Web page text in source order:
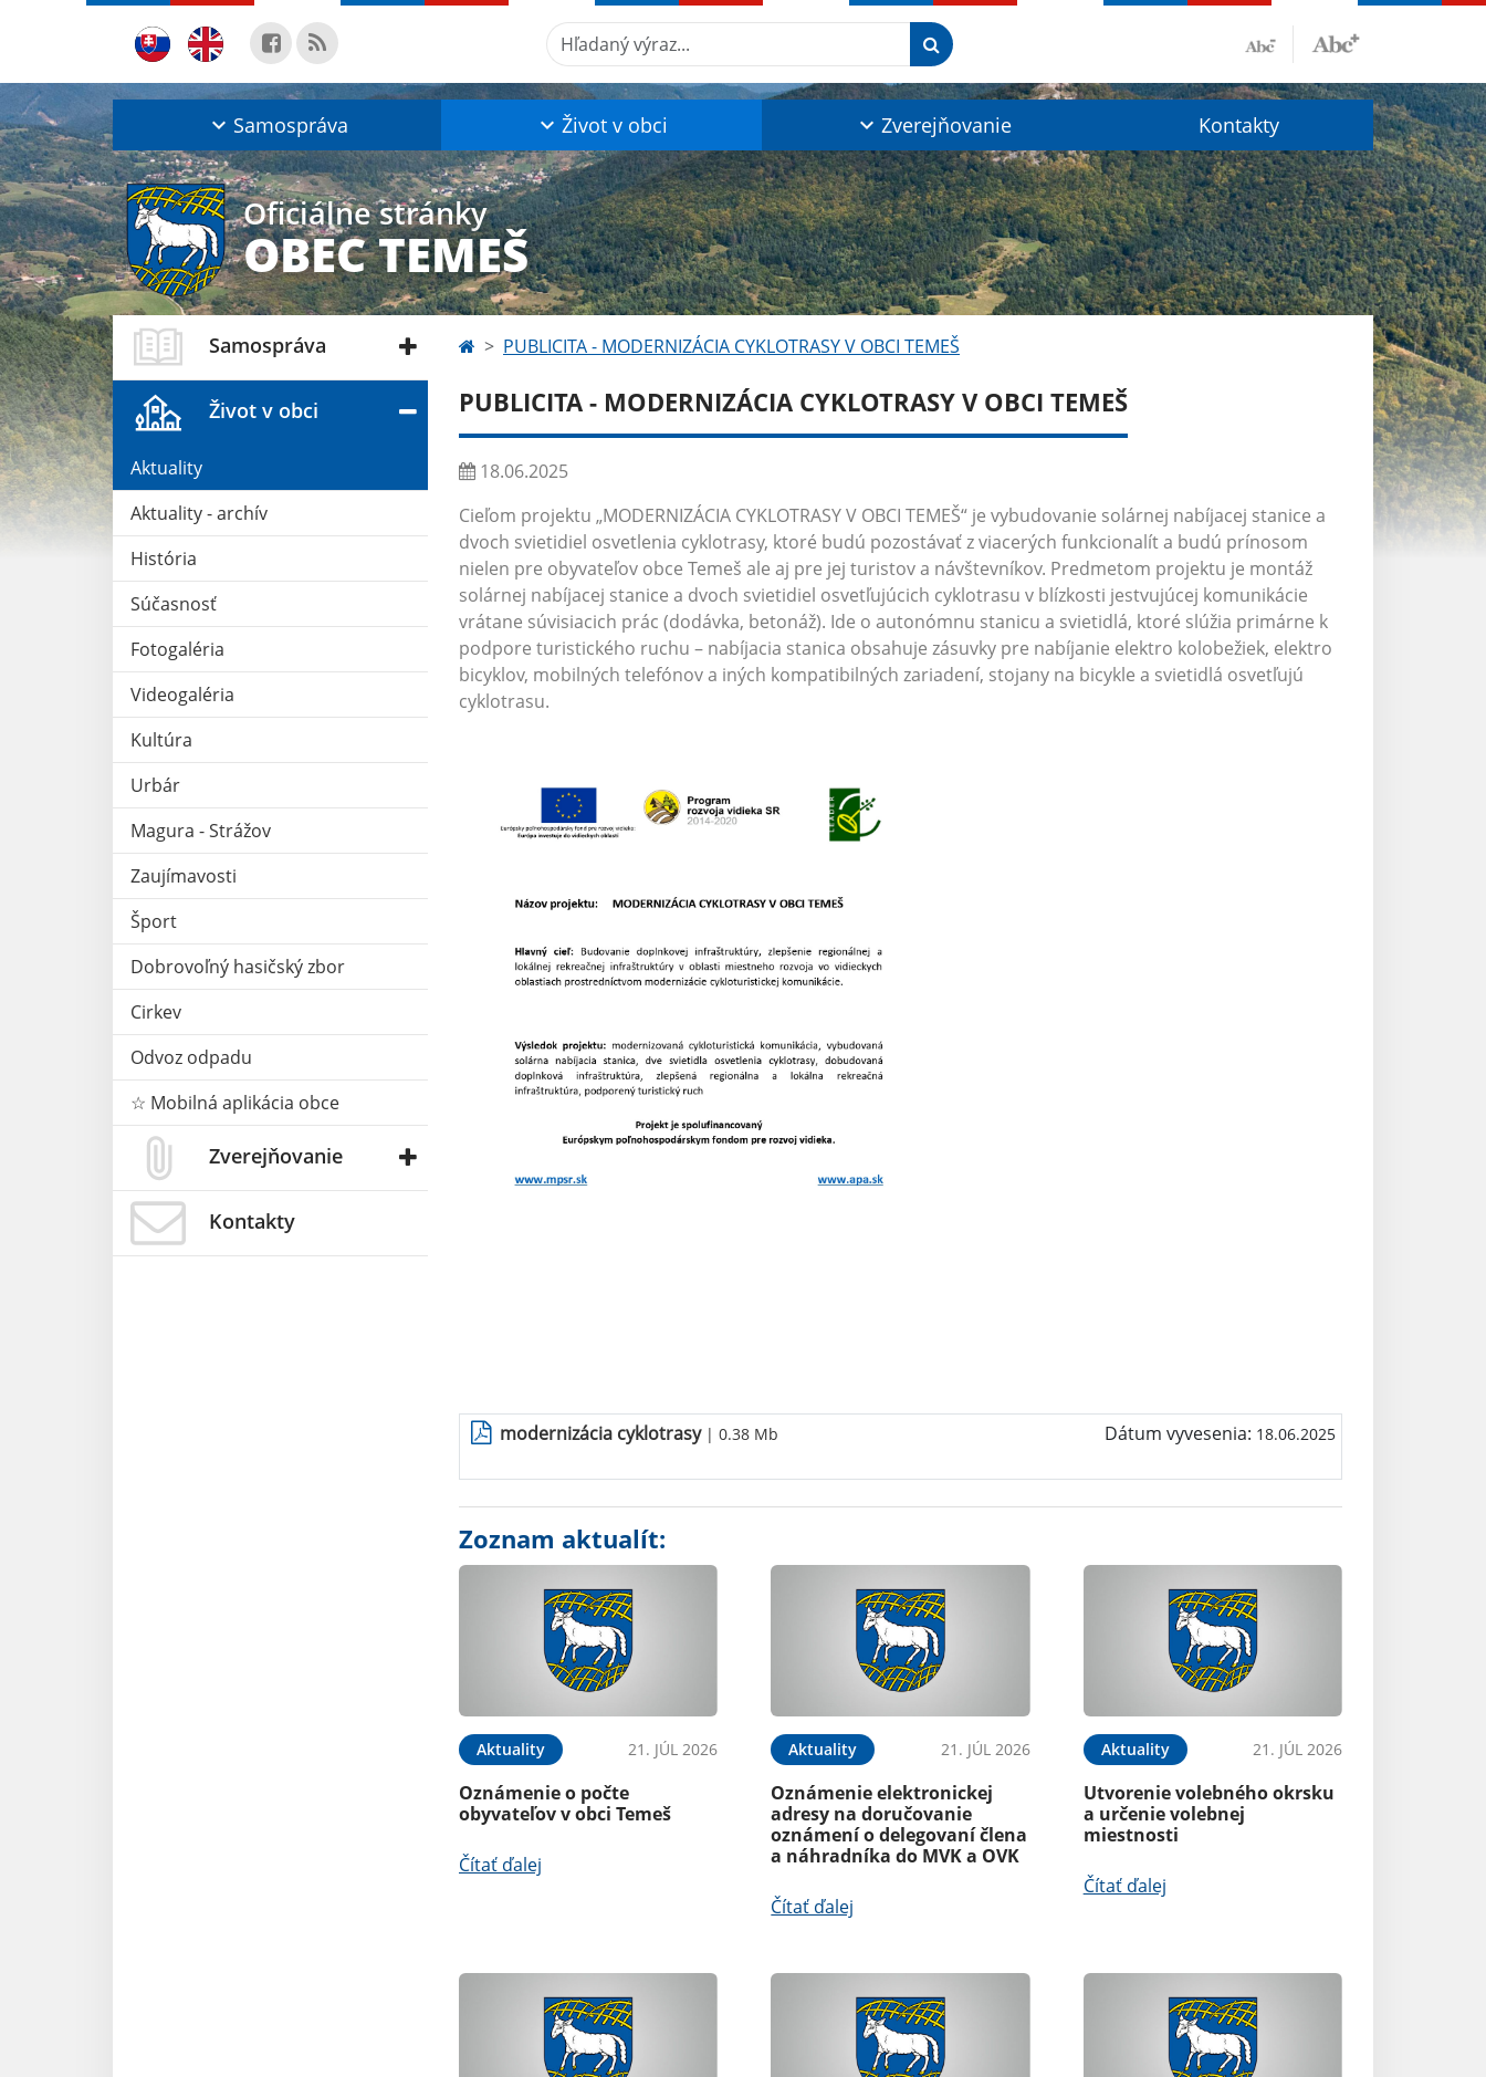
Hľadaný výraz...
Samospráva Život v obci Zverejňovanie Kontakty
Oficiálne stránky
OBEC TEMEŠ
Samospráva
Život v obci
Aktuality
Aktuality - archív
História
Súčasnosť
Fotogaléria
Videogaléria
Kultúra
Urbár
Magura - Strážov
Zaujímavosti
Šport
Dobrovoľný hasičský zbor
Cirkev
Odvoz odpadu
☆ Mobilná aplikácia obce
Zverejňovanie
Kontakty
PUBLICITA - MODERNIZÁCIA CYKLOTRASY V OBCI TEMEŠ
PUBLICITA - MODERNIZÁCIA CYKLOTRASY V OBCI TEMEŠ
18.06.2025
Cieľom projektu „MODERNIZÁCIA CYKLOTRASY V OBCI TEMEŠ“ je vybudovanie solárnej nabíjacej stanice a
dvoch svietidiel osvetlenia cyklotrasy, ktoré budú pozostávať z viacerých funkcionalít a budú prínosom
nielen pre obyvateľov obce Temeš ale aj pre jej turistov a návštevníkov. Predmetom projektu je montáž
solárnej nabíjacej stanice a dvoch svietidiel osvetľujúcich cyklotrasu v blízkosti jestvujúcej komunikácie
vrátane súvisiacich prác (dodávka, betonáž). Ide o autonómnu stanicu a svietidlá, ktoré slúžia primárne k
podpore turistického ruchu – nabíjacia stanica obsahuje zásuvky pre nabíjanie elektro kolobežiek, elektro
bicyklov, mobilných telefónov a iných kompatibilných zariadení, stojany na bicykle a svietidlá osvetľujú
cyklotrasu.
modernizácia cyklotrasy| 0.38 Mb Dátum vyvesenia: 18.06.2025
Zoznam aktualít:
Aktuality 21. JÚL 2026
Oznámenie o počte
obyvateľov v obci Temeš
Čítať ďalej
Aktuality 21. JÚL 2026
Oznámenie elektronickej
adresy na doručovanie
oznámení o delegovaní člena
a náhradníka do MVK a OVK
Čítať ďalej
Aktuality 21. JÚL 2026
Utvorenie volebného okrsku
a určenie volebnej
miestnosti
Čítať ďalej